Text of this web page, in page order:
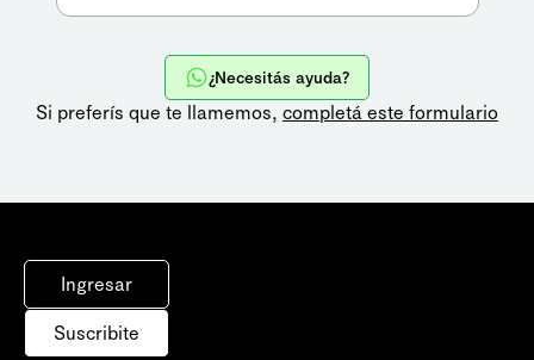
¿Necesitás ayuda?
Si preferís que te llamemos, completá este formulario
Ingresar
Suscribite